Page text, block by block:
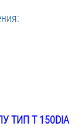
ТИП T 150DIA